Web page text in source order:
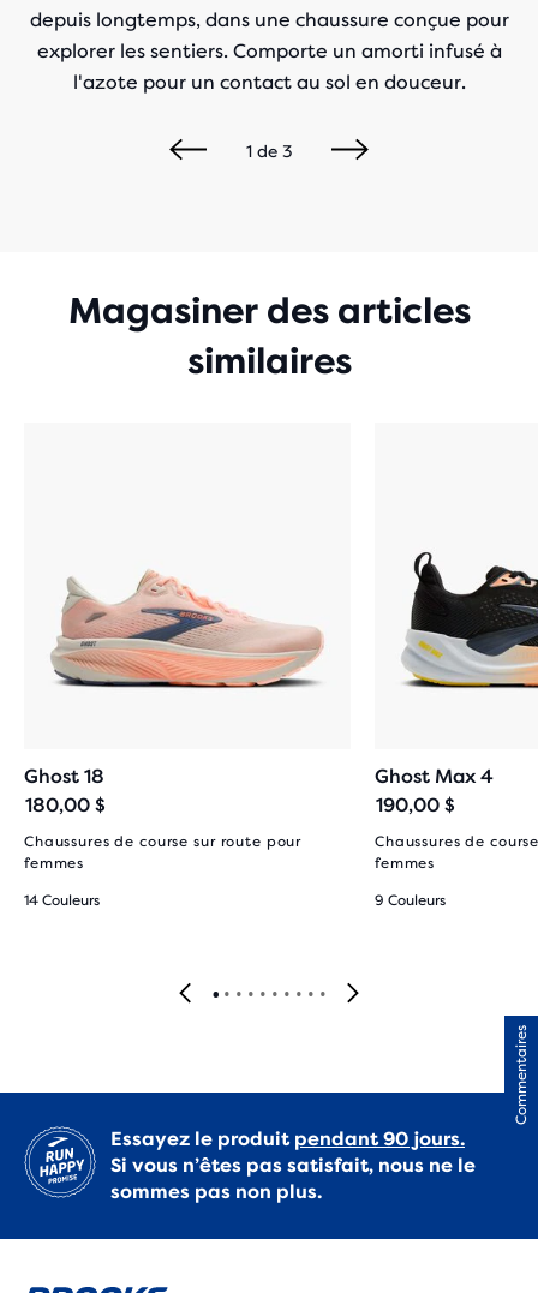
depuis longtemps, dans une chaussure conçue pour
explorer les sentiers. Comporte un amorti infusé à
l'azote pour un contact au sol en douceur.
1de 3
Magasiner des articles
similaires
Ghost 18
180,00 $
Chaussures de course sur route pour
femmes
14 Couleurs
Ghost Max 4
190,00 $
Chaussures de
femmes
9 Couleurs
Essayez le produit pendant 90 jours.
Si vous n’êtes pas satisfait, nous ne le
sommes pas non plus.
Commentaires